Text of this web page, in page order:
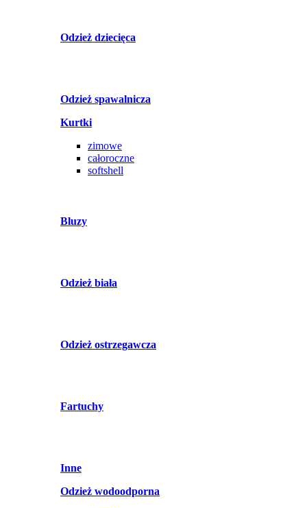
Odzież dziecięca
Odzież spawalnicza
Kurtki
zimowe
całoroczne
softshell
Bluzy
Odzież biała
Odzież ostrzegawcza
Fartuchy
Inne
Odzież wodoodporna